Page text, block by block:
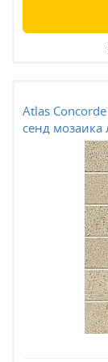
Atlas
сенд мозаика